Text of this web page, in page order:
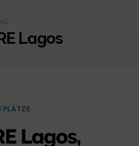
Lagos
Lagos,